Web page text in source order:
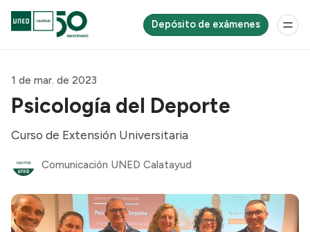
Depósito de exámenes
1 de mar. de 2023
Psicología del Deporte
Curso de Extensión Universitaria
Comunicación UNED Calatayud